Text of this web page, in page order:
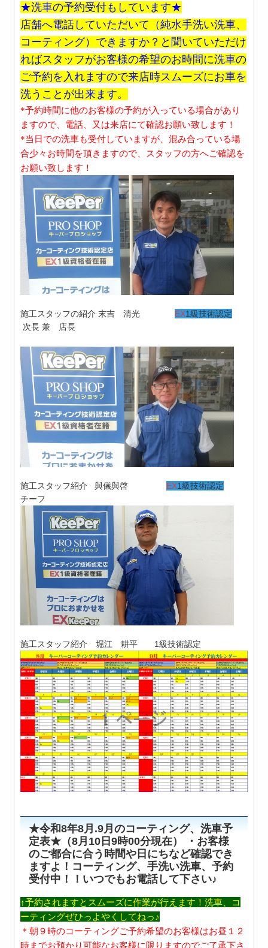
★洗車の予約受付もしています★
店舗へ電話していただいて（純水手洗い洗車、
コーティング）できますか？と聞いていただけ
ればスタッフがお客様の希望のお時間に洗車の
ご予約を入れますので来店時スムーズにお車を
洗うことが出来ます。
*予約時間に他のお客様の予約が入っている場合があり
ますので、電話、又は来店にて確認お願い致します！
*当日での洗車も受付していますが、混み合っている場
合少々お時間を頂きますので、スタッフの方へご確認を
お願い致します！
施工スタッフの紹介 末吉 清光 EX1級技術認定
次長 兼 店長
施工スタッフ紹介 與儀與啓 EX1級技術認定
チーフ
施工スタッフ紹介 堀江 耕平 1級技術認定
★令和8年8月.9月のコーティング、洗車予
定表★（8月10日9時00分現在） ・お客様
のご都合に合う時間や日にちなど確認でき
ますよ！コーティング、手洗い洗車、予約
受付中！！いつでもお電話して下さい♪
↑予約されますとスムーズに作業が行えます！洗車、コ
ーティングぜひっよやくしてねっ♪
＊朝９時のコーティングご予約希望のお客様はお昼１２
時までお預かり可能なお客様に限りますのでご了承下さ